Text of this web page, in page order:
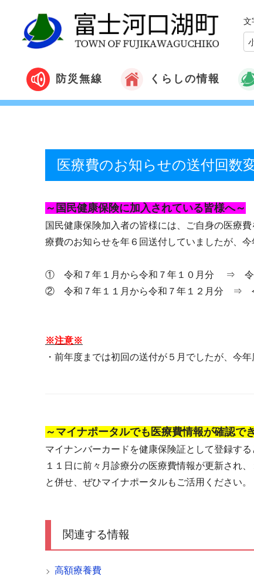
文
防災無線 くらしの情報
医療費のお知らせの送付回数
～国民健康保険に加入されている皆様へ～
国民健康保険加入者の皆様には、ご自身の医療
療費のお知らせを年６回送付していましたが、
① 令和７年１月から令和７年１０月分 ⇒ 令
② 令和７年１１月から令和７年１２月分 ⇒
※注意※
・前年度までは初回の送付が５月でしたが、今
～マイナポータルでも医療費情報が確認で
マイナンバーカードを健康保険証として登録す
１１日に前々月診療分の医療費情報が更新され
と併せ、ぜひマイナポータルもご活用ください。
関連する情報
高額療養費